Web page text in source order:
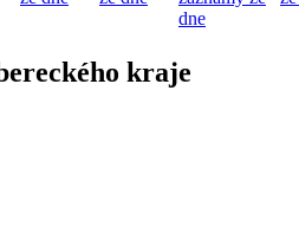
dne
kraje